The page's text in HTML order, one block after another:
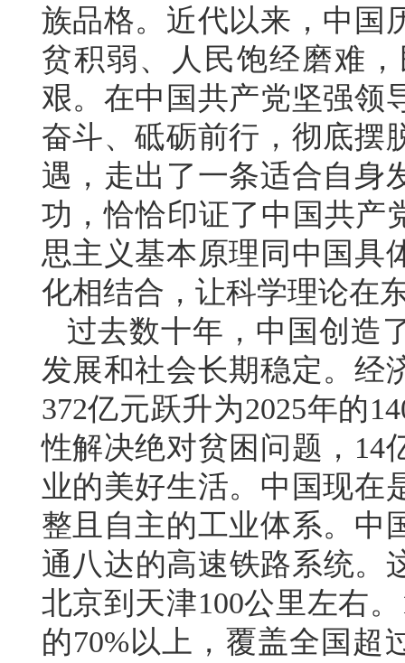
族品格。近代以来，中国
贫积弱、人民饱经磨难
艰。在中国共产党坚强领
奋斗、砥砺前行，彻底摆
遇，走出了一条适合自身
功，恰恰印证了中国共
思主义基本原理同中国具
化相结合，让科学理论在
过去数十年，中国创造
发展和社会长期稳定。经
372亿元跃升为2025年的
性解决绝对贫困问题，14
业的美好生活。中国现在
整且自主的工业体系。中
通八达的高速铁路系统。
北京到天津100公里左右
的70%以上，覆盖全国超